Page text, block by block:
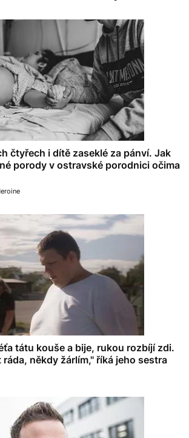
čtyřech i dítě zaseklé za pánví. Jak
porody v ostravské porodnici očima
tátu kouše a bije, rukou rozbíjí zdi.
ráda, někdy žárlím," říká jeho sestra